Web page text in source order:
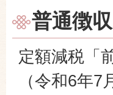
普通徴
定額減税「
（令和6年